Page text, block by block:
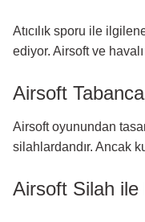
Atıcılık sporu ile
ediyor. Airsoft ve
Airsoft
Airsoft oyunundan
silahlardandır. Ancak
Airsoft Silah ile